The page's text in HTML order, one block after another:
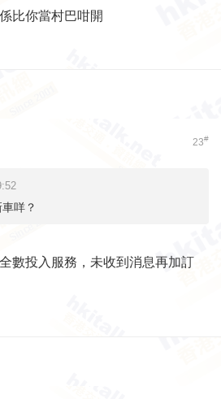
比你當村巴咁開
23#
咩？
數投入服務，未收到消息再加訂